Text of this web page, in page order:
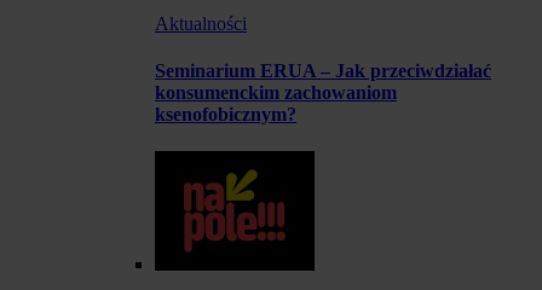
Aktualności
Seminarium ERUA – Jak przeciwdziałać
konsumenckim zachowaniom
ksenofobicznym?